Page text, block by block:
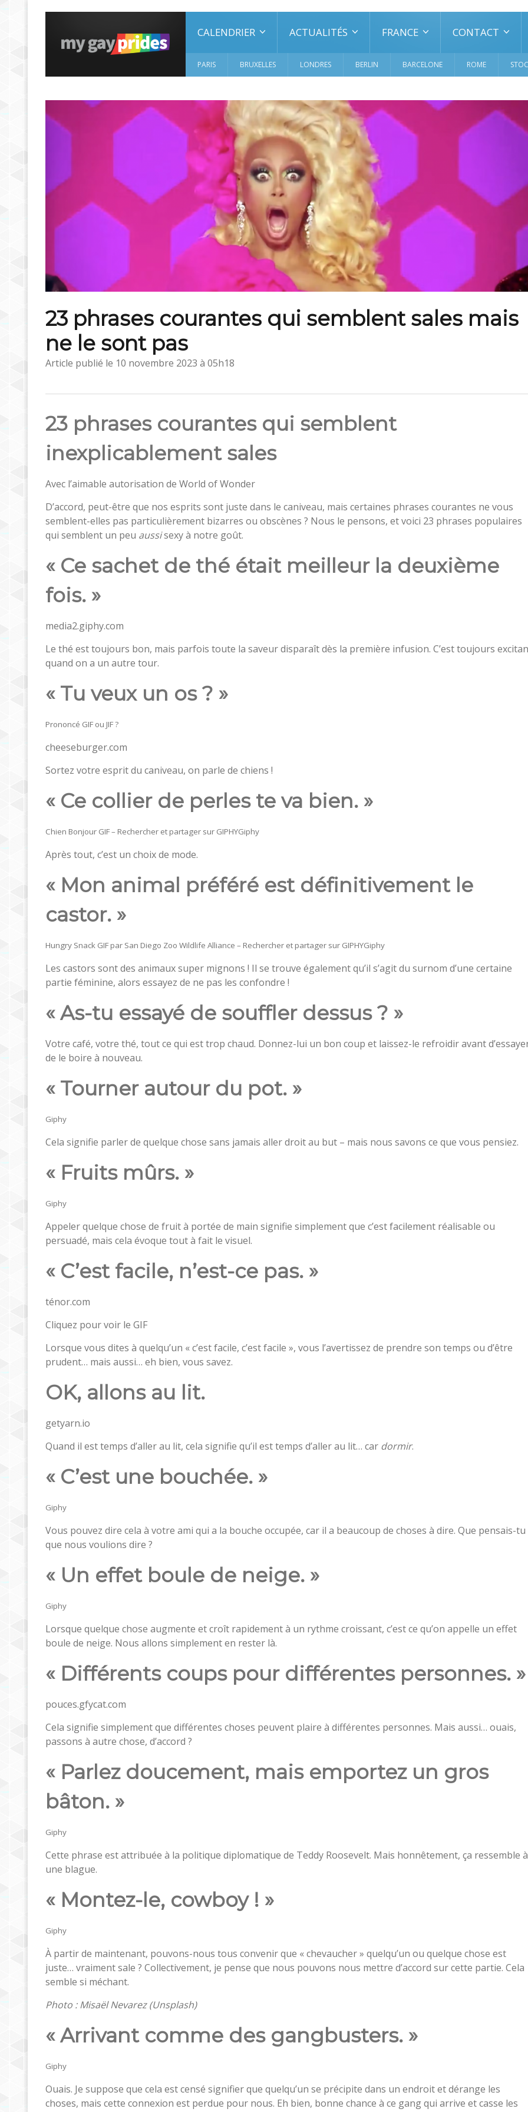
CALENDRIER ACTUALITÉS FRANCE CONTACT
PARIS BRUXELLES LONDRES BERLIN BARCELONE ROME
23 phrases courantes qui semblent sales mais
ne le sont pas
Article publié le 10 novembre 2023 à 05h18
23 phrases courantes qui semblent
inexplicablement sales
Avec l’aimable autorisation de World of Wonder
D’accord, peut-être que nos esprits sont juste dans le caniveau, mais certaines phrases courantes ne vous
semblent-elles pas particulièrement bizarres ou obscènes ? Nous le pensons, et voici 23 phrases populaires
qui semblent un peu aussisexy à notre goût.
« Ce sachet de thé était meilleur la deuxième
fois. »
media2.giphy.com
Le thé est toujours bon, mais parfois toute la saveur disparaît dès la première infusion. C’est toujours
quand on a un autre tour.
« Tu veux un os ? »
Prononcé GIF ou JIF ?
cheeseburger.com
Sortez votre esprit du caniveau, on parle de chiens !
« Ce collier de perles te va bien. »
Chien Bonjour GIF – Rechercher et partager sur GIPHYGiphy
Après tout, c’est un choix de mode.
« Mon animal préféré est définitivement le
castor. »
Hungry Snack GIF par San Diego Zoo Wildlife Alliance – Rechercher et partager sur GIPHYGiphy
Les castors sont des animaux super mignons ! Il se trouve également qu’il s’agit du surnom d’une certaine
partie féminine, alors essayez de ne pas les confondre !
« As-tu essayé de souffler dessus ? »
Votre café, votre thé, tout ce qui est trop chaud. Donnez-lui un bon coup et laissez-le refroidir avant
de le boire à nouveau.
« Tourner autour du pot. »
Giphy
Cela signifie parler de quelque chose sans jamais aller droit au but – mais nous savons ce que vous pensiez.
« Fruits mûrs. »
Giphy
Appeler quelque chose de fruit à portée de main signifie simplement que c’est facilement réalisable ou
persuadé, mais cela évoque tout à fait le visuel.
« C’est facile, n’est-ce pas. »
ténor.com
Cliquez pour voir le GIF
Lorsque vous dites à quelqu’un « c’est facile, c’est facile », vous l’avertissez de prendre son temps ou d’être
prudent… mais aussi… eh bien, vous savez.
OK, allons au lit.
getyarn.io
Quand il est temps d’aller au lit, cela signifie qu’il est temps d’aller au lit… car dormir.
« C’est une bouchée. »
Giphy
Vous pouvez dire cela à votre ami qui a la bouche occupée, car il a beaucoup de choses à dire. Que pensais-tu
que nous voulions dire ?
« Un effet boule de neige. »
Giphy
Lorsque quelque chose augmente et croît rapidement à un rythme croissant, c’est ce qu’on appelle un effet
boule de neige. Nous allons simplement en rester là.
« Différents coups pour différentes personnes. »
pouces.gfycat.com
Cela signifie simplement que différentes choses peuvent plaire à différentes personnes. Mais aussi… ouais,
passons à autre chose, d’accord ?
« Parlez doucement, mais emportez un gros
bâton. »
Giphy
Cette phrase est attribuée à la politique diplomatique de Teddy Roosevelt. Mais honnêtement, ça ressemble à
une blague.
« Montez-le, cowboy ! »
Giphy
À partir de maintenant, pouvons-nous tous convenir que « chevaucher » quelqu’un ou quelque chose est
juste… vraiment sale ? Collectivement, je pense que nous pouvons nous mettre d’accord sur cette partie. Cela
semble si méchant.
Photo : Misaël Nevarez (Unsplash)
« Arrivant comme des gangbusters. »
Giphy
Ouais. Je suppose que cela est censé signifier que quelqu’un se précipite dans un endroit et dérange les
choses, mais cette connexion est perdue pour nous. Eh bien, bonne chance à ce gang qui arrive et casse les